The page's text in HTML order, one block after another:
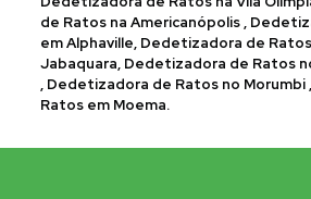
de Ratos na Americanópolis ,
em Alphaville, Dedetizadora de
Jabaquara, Dedetizadora de Ratos
, Dedetizadora de Ratos no
Ratos em Moema.